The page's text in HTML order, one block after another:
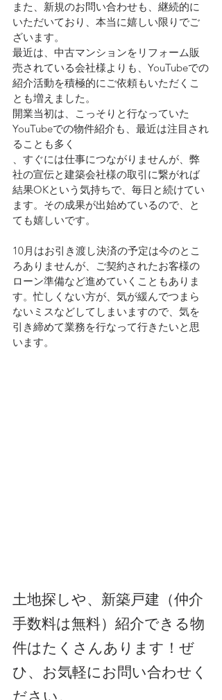
また、新規のお問い合わせも、継続的に
いただいており、本当に嬉しい限りでご
ざいます。
最近は、中古マンションをリフォーム販
売されている会社様よりも、YouTubeでの
紹介活動を積極的にご依頼もいただくこ
とも増えました。
開業当初は、こっそりと行なっていた
YouTubeでの物件紹介も、最近は注目され
ることも多く
、すぐには仕事につながりませんが、弊
社の宣伝と建築会社様の取引に繋がれば
結果OKという気持ちで、毎日と続けてい
ます。その成果が出始めているので、と
ても嬉しいです。
10月はお引き渡し決済の予定は今のとこ
ろありませんが、ご契約されたお客様の
ローン準備など進めていくこともありま
す。忙しくない方が、気が緩んでつまら
ないミスなどしてしまいますので、気を
引き締めて業務を行なって行きたいと思
います。
土地探しや、新築戸建（仲介
手数料は無料）紹介できる物
件はたくさんあります！ぜ
ひ、お気軽にお問い合わせく